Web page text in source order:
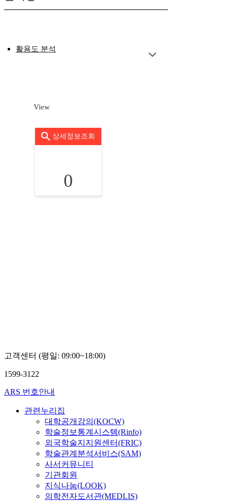
활용도 분석
View
상세정보조회
0
고객센터 (평일: 09:00~18:00)
1599-3122
ARS 번호안내
관련누리집
대학공개강의(KOCW)
학술정보통계시스템(Rinfo)
외국학술지지원센터(FRIC)
학술관계분석서비스(SAM)
사서커뮤니티
기관회원
지식나눔(LOOK)
의학전자도서관(MEDLIS)